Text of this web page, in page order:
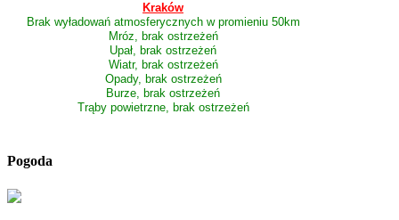
Kraków
Brak wyładowań atmosferycznych w promieniu 50km
Mróz, brak ostrzeżeń
Upał, brak ostrzeżeń
Wiatr, brak ostrzeżeń
Opady, brak ostrzeżeń
Burze, brak ostrzeżeń
Trąby powietrzne, brak ostrzeżeń
Pogoda